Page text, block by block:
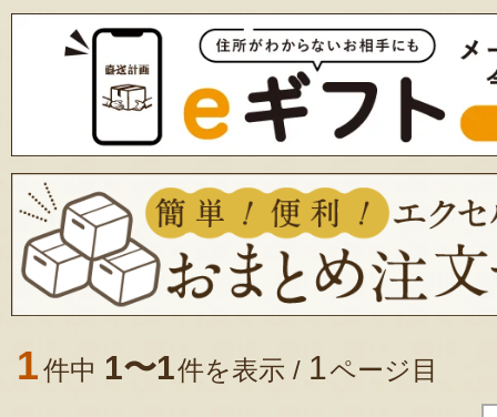
1件中 1〜1件を表示 / 1ページ目